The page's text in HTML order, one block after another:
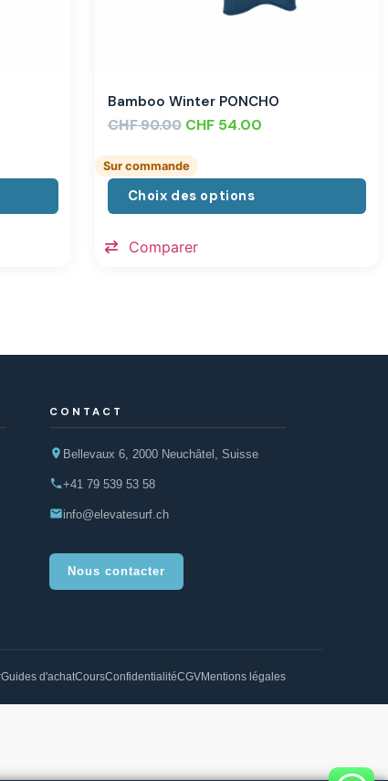
Bamboo Winter PONCHO
CHF90.00 CHF54.00
Sur commande
Choix des options
Comparer
CONTACT
Bellevaux 6, 2000 Neuchâtel, Suisse
+41 79 539 53 58
info@elevatesurf.ch
Nous contacter
Guides d'achatCoursConfidentialitéCGVMentions légales